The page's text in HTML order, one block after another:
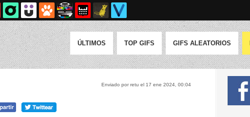
ÚLTIMOS TOP GIFS GIFS ALEATORIOS
Enviado por retu el 17 ene 2024, 00:04